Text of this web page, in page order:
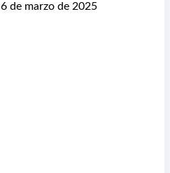
6 de marzo de 2025